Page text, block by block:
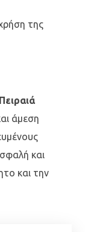
της
άμεση
και
και την